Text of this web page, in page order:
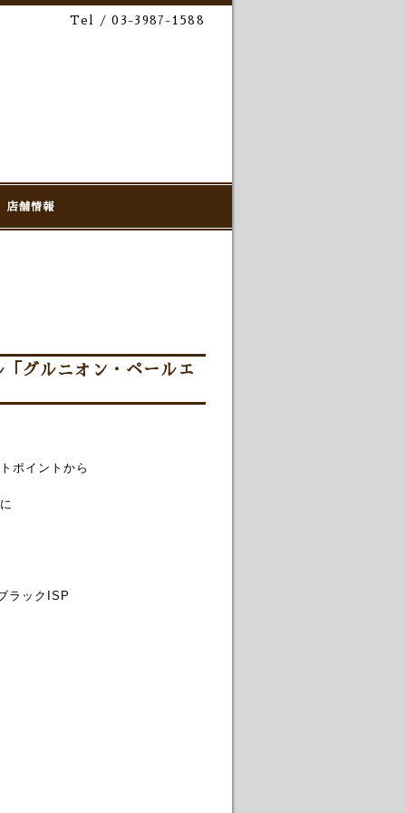
Tel / 03-3987-1588
店舗情報
グルニオン・ペールエ
ポイントから
ラックISP